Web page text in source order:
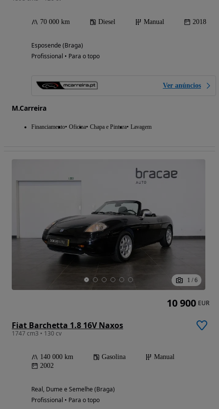
70 000 km Diesel Manual 2018
Esposende (Braga)
Profissional • Para o topo
Ver anúncios
M.Carreira
Financiamento Oficina Chapa e Pintura Lavagem
1 / 6
Fiat Barchetta 1.8 16V Naxos
1747 cm3 • 130 cv
140 000 km Gasolina
Manual
2002
Real, Dume e Semelhe (Braga)
Profissional • Para o topo
10 900 EUR